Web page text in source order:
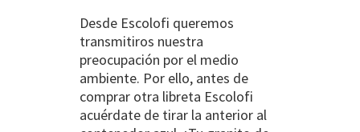
Desde Escolofi queremos
transmitiros nuestra
preocupación por el medio
ambiente. Por ello, antes de
comprar otra libreta Escolofi
acuérdate de tirar la anterior al